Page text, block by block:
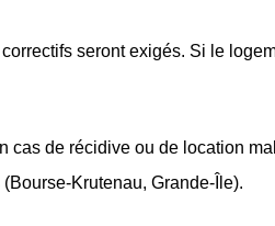
seront exigés. Si le
cas de récidive ou de location
Krutenau, Grande-Île).